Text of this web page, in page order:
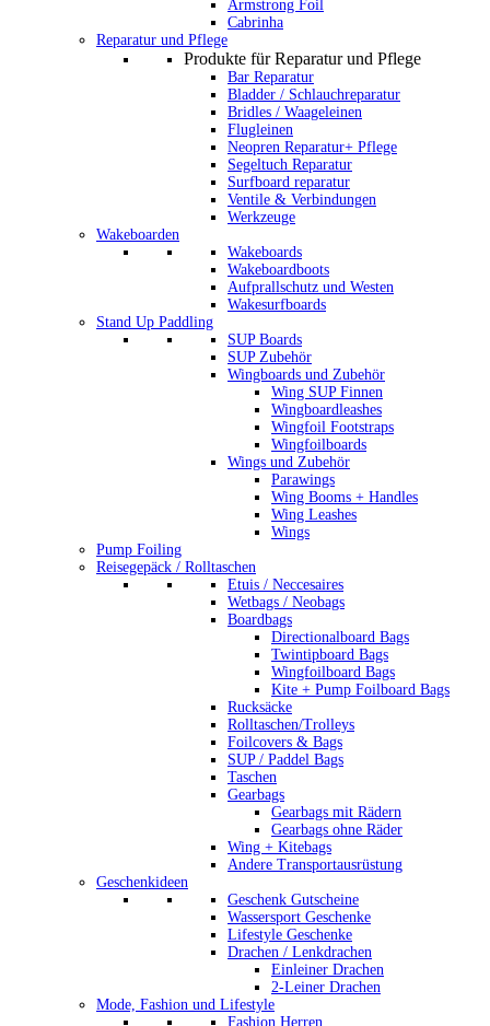
Armstrong Foil
Cabrinha
Reparatur und Pflege
Produkte für Reparatur und Pflege
Bar Reparatur
Bladder / Schlauchreparatur
Bridles / Waageleinen
Flugleinen
Neopren Reparatur+ Pflege
Segeltuch Reparatur
Surfboard reparatur
Ventile & Verbindungen
Werkzeuge
Wakeboarden
Wakeboards
Wakeboardboots
Aufprallschutz und Westen
Wakesurfboards
Stand Up Paddling
SUP Boards
SUP Zubehör
Wingboards und Zubehör
Wing SUP Finnen
Wingboardleashes
Wingfoil Footstraps
Wingfoilboards
Wings und Zubehör
Parawings
Wing Booms + Handles
Wing Leashes
Wings
Pump Foiling
Reisegepäck / Rolltaschen
Etuis / Neccesaires
Wetbags / Neobags
Boardbags
Directionalboard Bags
Twintipboard Bags
Wingfoilboard Bags
Kite + Pump Foilboard Bags
Rucksäcke
Rolltaschen/Trolleys
Foilcovers & Bags
SUP / Paddel Bags
Taschen
Gearbags
Gearbags mit Rädern
Gearbags ohne Räder
Wing + Kitebags
Andere Transportausrüstung
Geschenkideen
Geschenk Gutscheine
Wassersport Geschenke
Lifestyle Geschenke
Drachen / Lenkdrachen
Einleiner Drachen
2-Leiner Drachen
Mode, Fashion und Lifestyle
Fashion Herren